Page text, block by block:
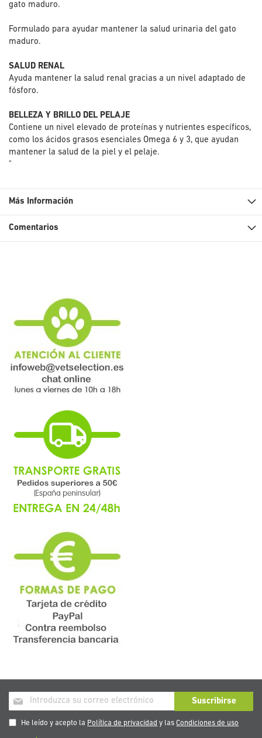
gato maduro.
Formulado para ayudar mantener la salud urinaria del gato
maduro.
SALUD RENAL
Ayuda mantener la salud renal gracias a un nivel adaptado de
fósforo.
BELLEZA Y BRILLO DEL PELAJE
Contiene un nivel elevado de proteínas y nutrientes específicos,
como los ácidos grasos esenciales Omega 6 y 3, que ayudan
mantener la salud de la piel y el pelaje.
"
Más Información
Comentarios
Inscríbase
a
nuestro
Suscribirse
He leído y acepto la Política de privacidad y lasCondiciones de uso